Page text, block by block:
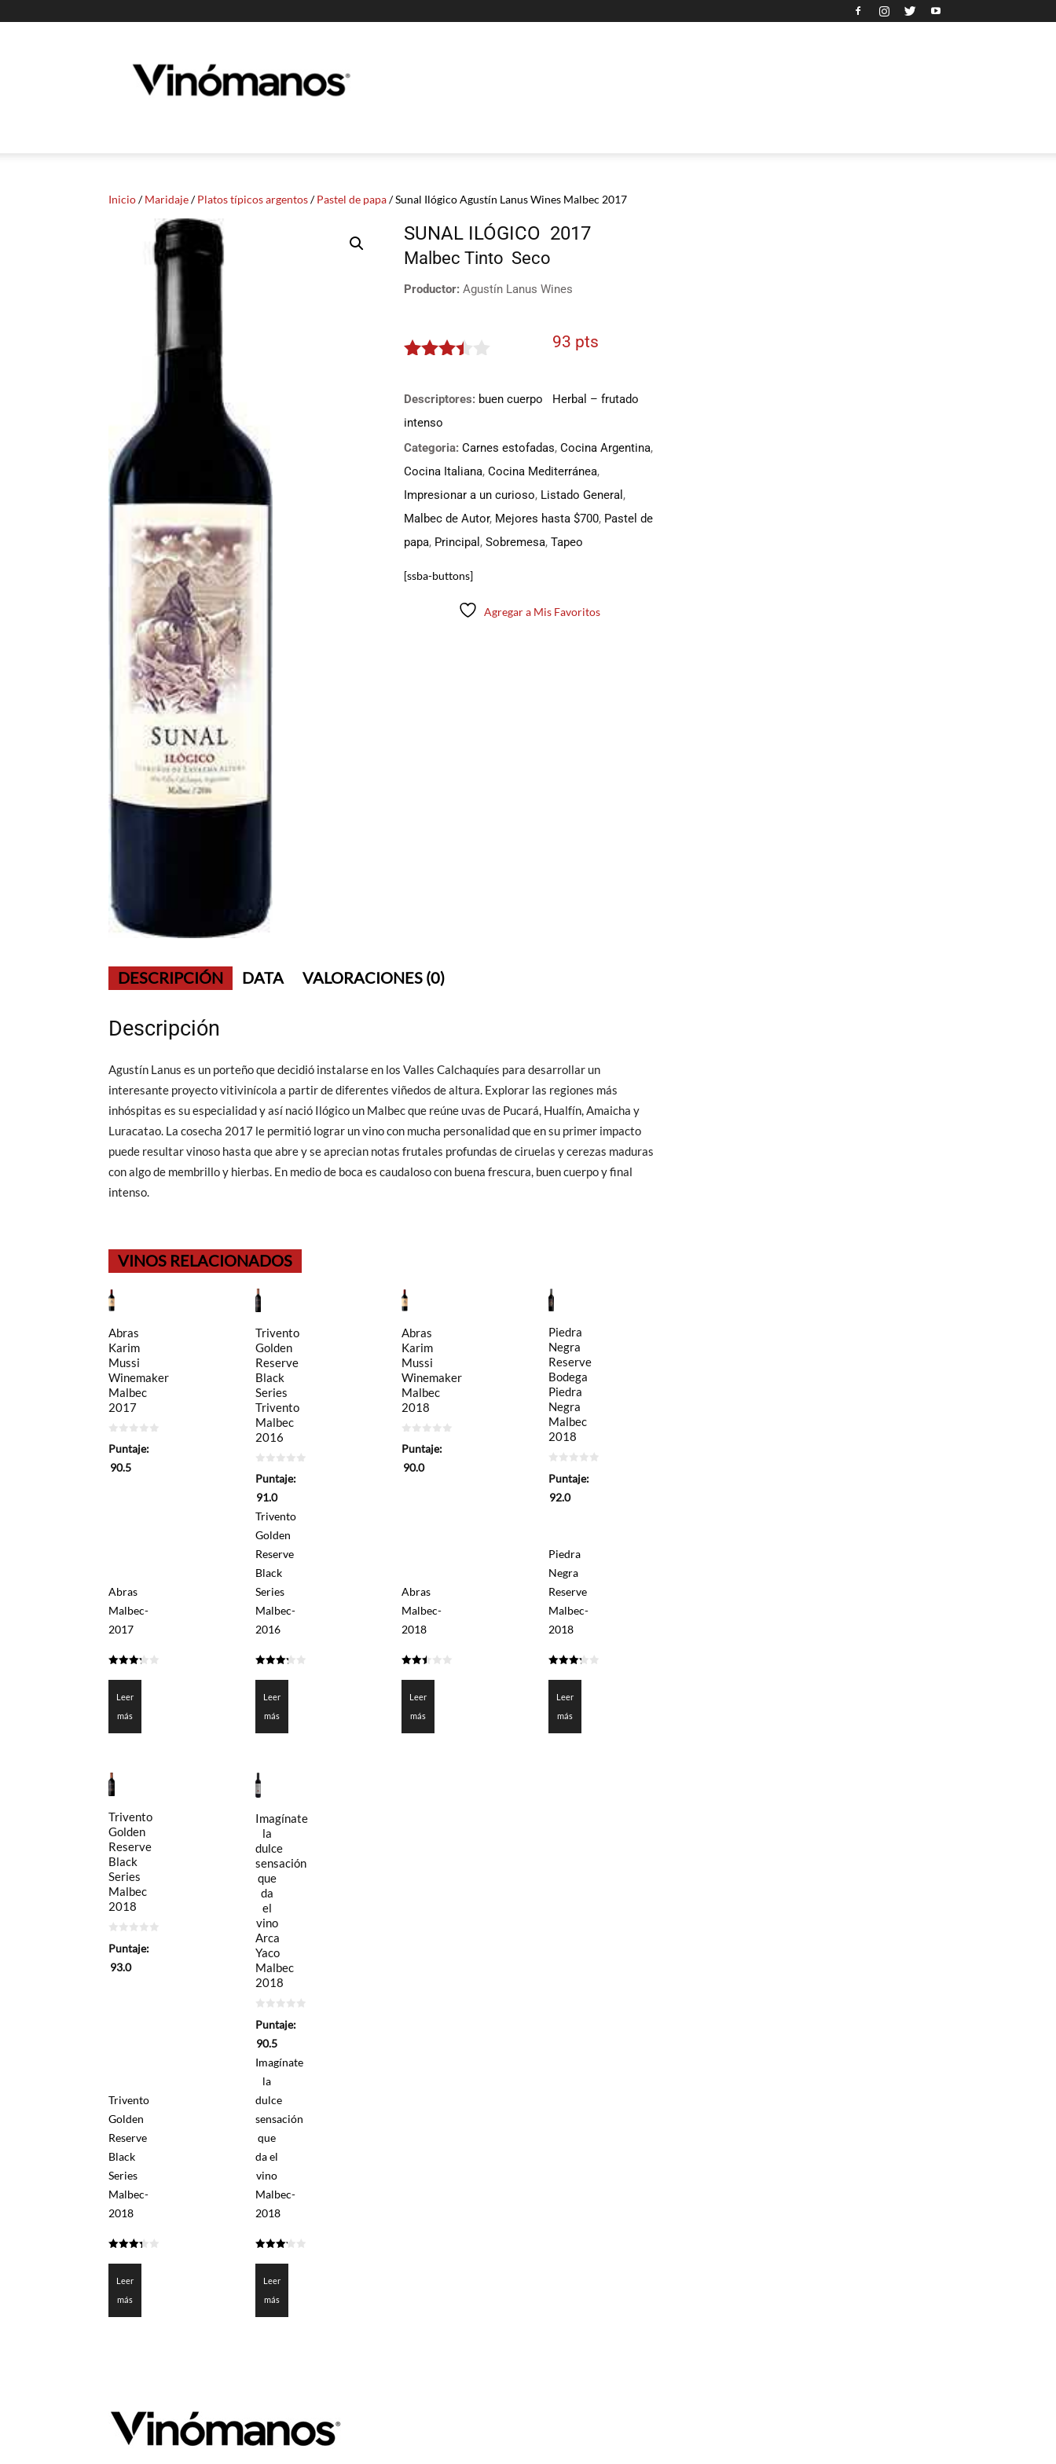
Vinomanos
Inicio/Maridaje/Platos típicos argentos/Pastel de papa/ Sunal Ilógico Agustín Lanus Wines Malbec 2017
SUNAL ILÓGICO 2017
Malbec Tinto Seco
Productor: Agustín Lanus Wines
93 pts
Descriptores: buen cuerpo
Herbal – frutado
intenso
Categoria: Carnes estofadas, Cocina Argentina,
Cocina Italiana, Cocina Mediterránea,
Impresionar a un curioso, Listado General ,
Malbec de Autor, Mejores hasta $700, Pastel de
papa, Principal , Sobremesa, Tapeo
[ssba-buttons]
Agregar a Mis Favoritos
DESCRIPCIÓN DATA VALORACIONES (0)
Descripción
Agustín Lanus es un porteño que decidió instalarse en los Valles Calchaquíes para desarrollar un
interesante proyecto vitivinícola a partir de diferentes viñedos de altura. Explorar las regiones más
inhóspitas es su especialidad y así nació Ilógico un Malbec que reúne uvas de Pucará, Hualfín, Amaicha y
Luracatao. La cosecha 2017 le permitió lograr un vino con mucha personalidad que en su primer impacto
puede resultar vinoso hasta que abre y se aprecian notas frutales profundas de ciruelas y cerezas maduras
con algo de membrillo y hierbas. En medio de boca es caudaloso con buena frescura, buen cuerpo y final
intenso.
VINOS RELACIONADOS
Abras
Karim
Mussi
Winemaker
Malbec
2017
de
Puntaje:
90.5
Abras
Malbec-
2017
Leer
más
Trivento
Golden
Reserve
Black
Series
Trivento
Malbec
2016
de
Puntaje:
91.0
Trivento
Golden
Reserve
Black
Series
Malbec-
2016
Leer
más
Abras
Karim
Mussi
Winemaker
Malbec
2018
de
Puntaje:
90.0
Abras
Malbec-
2018
Leer
más
Piedra
Negra
Reserve
Bodega
Piedra
Negra
Malbec
2018
de
Puntaje:
92.0
Piedra
Negra
Reserve
Malbec-
2018
Leer
más
Trivento
Golden
Reserve
Black
Series
Malbec
2018
de
Puntaje:
93.0
Trivento
Golden
Reserve
Black
Series
Malbec-
2018
Leer
más
Imagínate
la
dulce
sensación
que
da
el
vino
Arca
Yaco
Malbec
2018
de
Puntaje:
90.5
Imagínate
la
dulce
sensación
que
da el
vino
Malbec-
2018
Leer
más